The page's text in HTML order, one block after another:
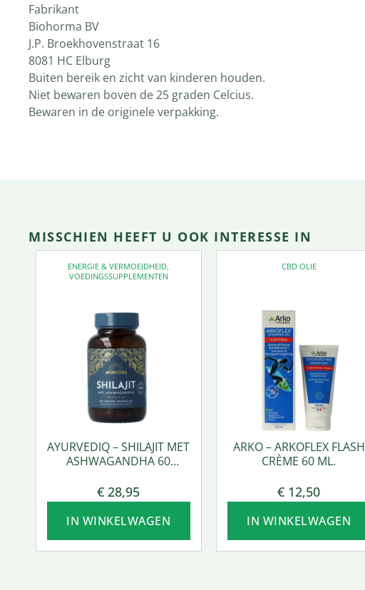
Fabrikant
Biohorma BV
J.P. Broekhovenstraat 16
8081 HC Elburg
Buiten bereik en zicht van kinderen houden.
Niet bewaren boven de 25 graden Celcius.
Bewaren in de originele verpakking.
MISSCHIEN HEEFT U OOK INTERESSE IN
ENERGIE & VERMOEIDHEID
VOEDINGSSUPPLEMENTEN
AYURVEDIQ – SHILAJIT MET
ASHWAGANDHA 60
€ 28,95
IN WINKELWAGEN
CBD OLIE
ARKO – ARKOFLEX FLASH
CRÈME 60 ML.
€ 12,50
IN WINKELWAGEN